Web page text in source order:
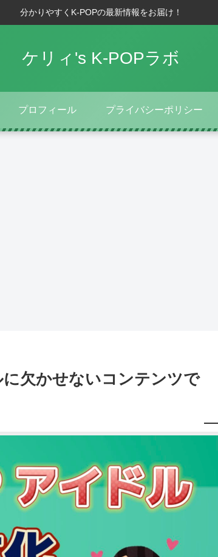
分かりやすくK-POPの最新情報をお届け！
ケリィ's K-POPラボ
プロフィール プライバシーポリシー
に欠かせないコンテンツで